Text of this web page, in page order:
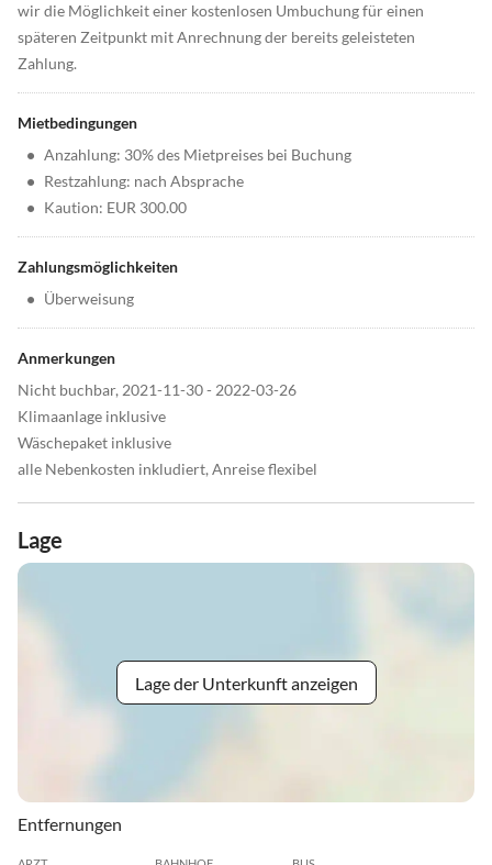
wir die Möglichkeit einer kostenlosen Umbuchung für einen
späteren Zeitpunkt mit Anrechnung der bereits geleisteten
Zahlung.
Mietbedingungen
• Anzahlung: 30% des Mietpreises bei Buchung
• Restzahlung: nach Absprache
• Kaution: EUR 300.00
Zahlungsmöglichkeiten
• Überweisung
Anmerkungen
Nicht buchbar, 2021-11-30 - 2022-03-26
Klimaanlage inklusive
Wäschepaket inklusive
alle Nebenkosten inkludiert, Anreise flexibel
Lage
Lage der Unterkunft anzeigen
Entfernungen